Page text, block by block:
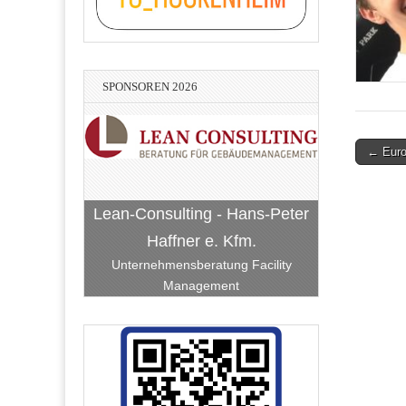
Post
←
SPONSOREN 2026
Lean-Consulting - Hans-Peter
Haffner e. Kfm.
Unternehmensberatung Facility
Management